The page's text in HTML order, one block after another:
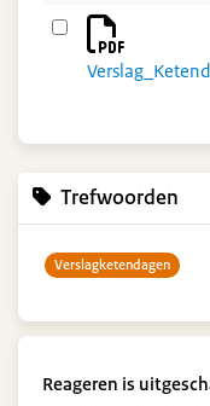
Trefwoorden
Verslagketendagen
Reageren is